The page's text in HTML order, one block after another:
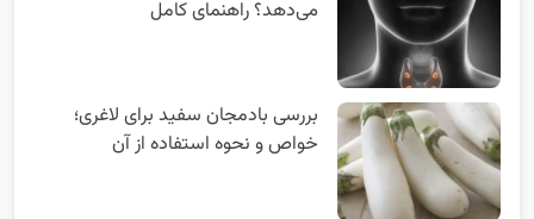
می‌دهد؟ راهنمای کامل
بررسی بادمجان سفید برای لاغری؛
خواص و نحوه استفاده از آن